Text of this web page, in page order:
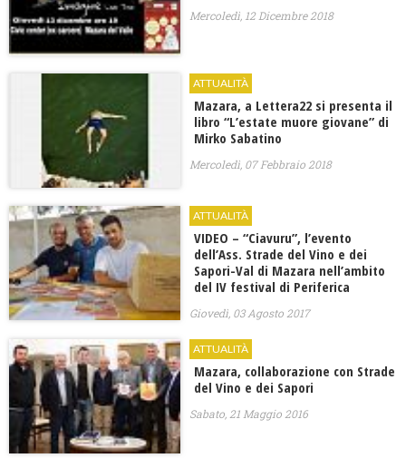
Mercoledì, 12 Dicembre 2018
ATTUALITÀ
Mazara, a Lettera22 si presenta il
libro “L’estate muore giovane” di
Mirko Sabatino
Mercoledì, 07 Febbraio 2018
ATTUALITÀ
VIDEO – “Ciavuru”, l’evento
dell’Ass. Strade del Vino e dei
Sapori-Val di Mazara nell’ambito
del IV festival di Periferica
Giovedì, 03 Agosto 2017
ATTUALITÀ
Mazara, collaborazione con Strade
del Vino e dei Sapori
Sabato, 21 Maggio 2016